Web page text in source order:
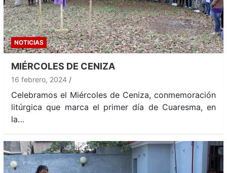
NOTICIAS
MIÉRCOLES DE CENIZA
16 febrero, 2024
Celebramos el Miércoles de Ceniza, conmemoración
litúrgica que marca el primer día de Cuaresma, en
la…